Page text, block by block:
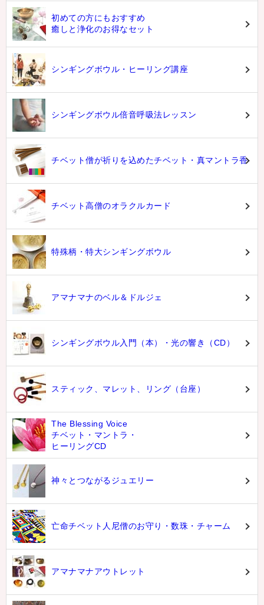
初めての方にもおすすめ
癒しと浄化のお得なセット
シンギングボウル・ヒーリング講座
シンギングボウル倍音呼吸法レッスン
チベット僧が祈りを込めたチベット・真マントラ香
チベット高僧のオラクルカード
特殊柄・特大シンギングボウル
アマナマナのベル＆ドルジェ
シンギングボウル入門（本）・光の響き（CD）
スティック、マレット、リング（台座）
The Blessing Voice
チベット・マントラ・
ヒーリングCD
神々とつながるジュエリー
亡命チベット人尼僧のお守り・数珠・チャーム
アマナマナアウトレット